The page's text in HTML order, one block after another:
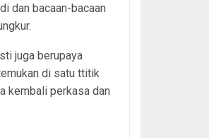
dan bacaan-bacaan
juga berupaya
di satu ttitik
kembali perkasa dan